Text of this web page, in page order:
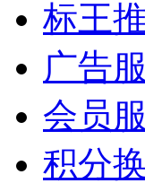
标王
广告
会员
积分